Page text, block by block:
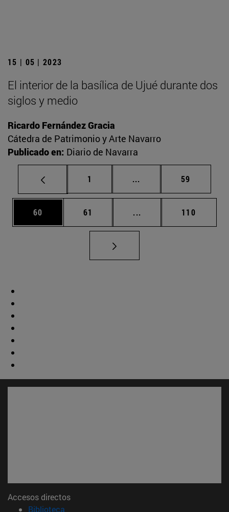
15 | 05 | 2023
El interior de la basílica de Ujué durante dos
siglos y medio
Ricardo Fernández Gracia
Cátedra de Patrimonio y Arte Navarro
Publicado en: Diario de Navarra
Página
1 ... Páginas intermedias
Página
59
Página
60 Página
61 ... Páginas intermedias
Página
110
Accesos directos
Biblioteca